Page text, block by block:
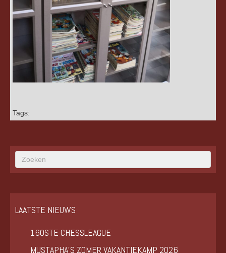
Tags:
LAATSTE NIEUWS
160STE CHESSLEAGUE
MUSTAPHA’S ZOMER VAKANTIEKAMP 2026